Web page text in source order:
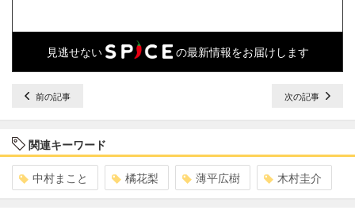
見逃せない の最新情報をお届けします
前の記事 次の記事
関連キーワード
中村まこと 橘花梨 薄平広樹 木村圭介